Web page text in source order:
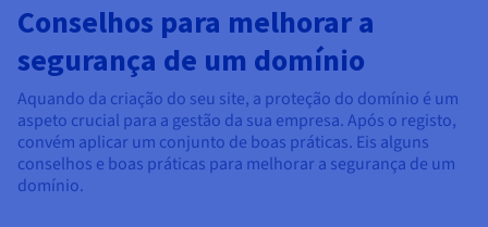
Conselhos para melhorar a
segurança de um domínio
Aquando da criação do seu site, a proteção do domínio é um
aspeto crucial para a gestão da sua empresa. Após o registo,
convém aplicar um conjunto de boas práticas. Eis alguns
conselhos e boas práticas para melhorar a segurança de um
domínio.